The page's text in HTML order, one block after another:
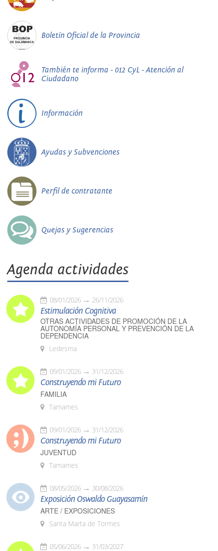
Boletín Oficial de la Provincia
También te informa - 012 CyL - Atención al
Ciudadano
Información
Ayudas y Subvenciones
Perfil de contratante
Quejas y Sugerencias
Agenda actividades
08/01/2026 26/11/2026
Estimulación Cognitiva
OTRAS ACTIVIDADES DE PROMOCIÓN DE LA
AUTONOMÍA PERSONAL Y PREVENCIÓN DE LA
DEPENDENCIA
Ledesma
09/01/2026 31/12/2026
Construyendo mi Futuro
FAMILIA
Tamames
09/01/2026 31/12/2026
Construyendo mi Futuro
JUVENTUD
Tamames
08/05/2026 30/08/2026
Exposición Oswaldo Guayasamín
ARTE / EXPOSICIONES
Santa Marta de Tormes
05/06/2026 31/03/2027